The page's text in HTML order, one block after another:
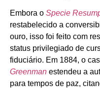
Embora o Specie
restabelecido a
ouro, isso foi feito com
status privilegiado de
fiduciário. Em 1884, o
Greenman estendeu a
para tempos de paz,